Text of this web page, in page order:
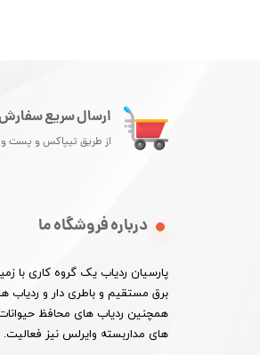
ارسال سریع سفارش
از طریق تیپاکس و پست
درباره فروشگاه ما
پارسیان ردیاب یک گروه کاری با
برق مستقیم و باطری دار و
همچنین ردیاب های محافظ
های مداربسته وایرلس نیز فعالیت.​​​​​​​